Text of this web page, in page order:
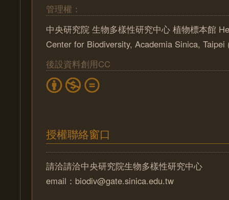
管理權：
中央研究院 生物多樣性研究中心 植物標本館
Center for Biodiversity, Academia Sinica, Taipei
後設資料創用CC
授權聯絡窗口
請洽請洽中央研究院生物多樣性研究中心
email：biodiv@gate.sinica.edu.tw